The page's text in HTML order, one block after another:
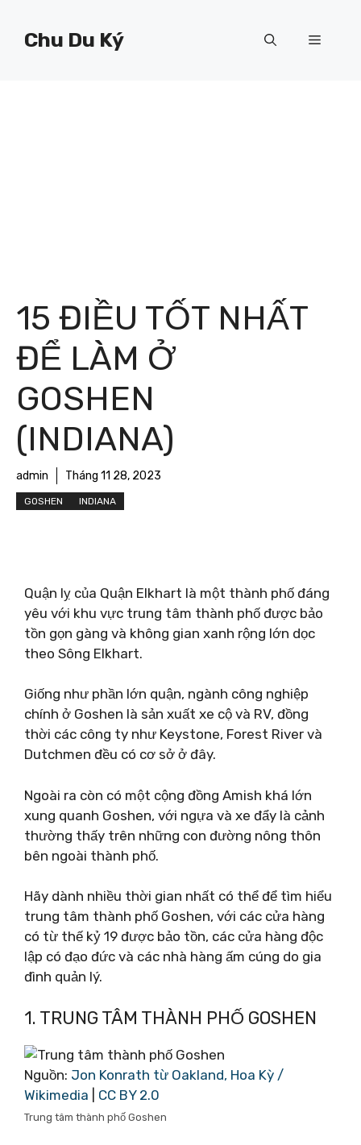
Chu Du Ký Menu
15 ĐIỀU TỐT NHẤT
ĐỂ LÀM Ở
GOSHEN
(INDIANA)
admin Tháng 11 28, 2023
GOSHEN INDIANA
Quận lỵ của Quận Elkhart là một thành phố đáng
yêu với khu vực trung tâm thành phố được bảo
tồn gọn gàng và không gian xanh rộng lớn dọc
theo Sông Elkhart.
Giống như phần lớn quận, ngành công nghiệp
chính ở Goshen là sản xuất xe cộ và RV, đồng
thời các công ty như Keystone, Forest River và
Dutchmen đều có cơ sở ở đây.
Ngoài ra còn có một cộng đồng Amish khá lớn
xung quanh Goshen, với ngựa và xe đẩy là cảnh
thường thấy trên những con đường nông thôn
bên ngoài thành phố.
Hãy dành nhiều thời gian nhất có thể để tìm hiểu
trung tâm thành phố Goshen, với các cửa hàng
có từ thế kỷ 19 được bảo tồn, các cửa hàng độc
lập có đạo đức và các nhà hàng ấm cúng do gia
đình quản lý.
1. TRUNG TÂM THÀNH PHỐ GOSHEN
Nguồn: Jon Konrath từ Oakland, Hoa Kỳ /
Wikimedia
CC BY 2.0
Trung tâm thành phố Goshen